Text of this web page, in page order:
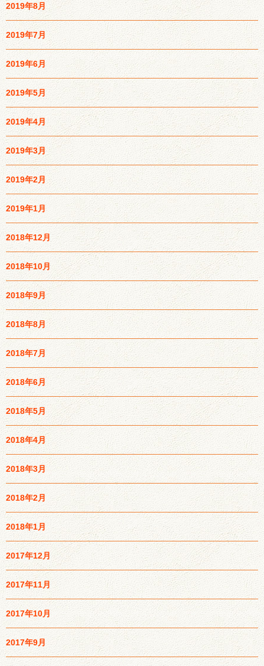
2019年8月
2019年7月
2019年6月
2019年5月
2019年4月
2019年3月
2019年2月
2019年1月
2018年12月
2018年10月
2018年9月
2018年8月
2018年7月
2018年6月
2018年5月
2018年4月
2018年3月
2018年2月
2018年1月
2017年12月
2017年11月
2017年10月
2017年9月